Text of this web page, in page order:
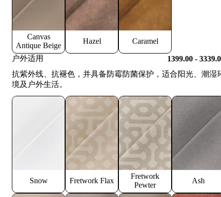
Canvas
Antique Beige
Hazel Caramel
户外适用
1399.00 -
抗紫外线、抗褪色，并具备防霉防菌保护，适合阳光、潮湿
境及户外生活。
Snow Fretwork Flax
Fretwork
Pewter
Ash